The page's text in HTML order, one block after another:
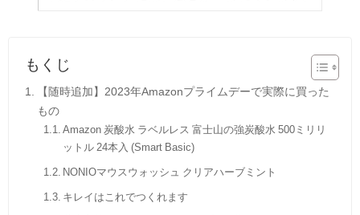
もくじ
【随時追加】2023年Amazonプライムデーで実際に買った
もの
Amazon 炭酸水 ラベルレス 富士山の強炭酸水 500ミリリ
ットル 24本入 (Smart Basic)
NONIOマウスウォッシュ クリアハーブミント
キレイはこれでつくれます